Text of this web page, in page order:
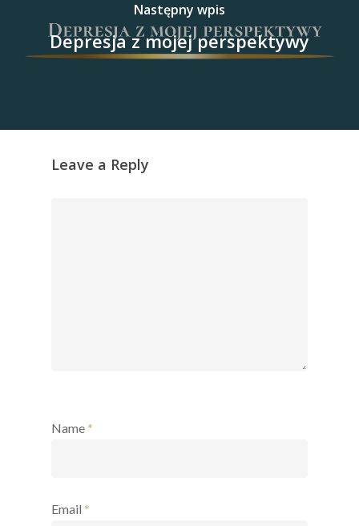
Następny wpis
Depresja z mojej perspektywy
Leave a Reply
Name *
Email *